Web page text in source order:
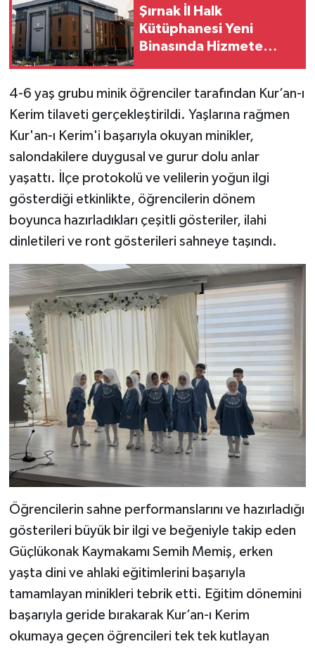
Şırnak İl Halk
Kütüphanesi Yeni
Binasında Hizmete
4-6 yaş grubu minik öğrenciler tarafından Kur’an-ı
Kerim tilaveti gerçekleştirildi. Yaşlarına rağmen
Kur'an-ı Kerim'i başarıyla okuyan minikler,
salondakilere duygusal ve gurur dolu anlar
yaşattı. İlçe protokolü ve velilerin yoğun ilgi
gösterdiği etkinlikte, öğrencilerin dönem
boyunca hazırladıkları çeşitli gösteriler, ilahi
dinletileri ve ront gösterileri sahneye taşındı.
Öğrencilerin sahne performanslarını ve hazırladığı
gösterileri büyük bir ilgi ve beğeniyle takip eden
Güçlükonak Kaymakamı Semih Memiş, erken
yaşta dini ve ahlaki eğitimlerini başarıyla
tamamlayan minikleri tebrik etti. Eğitim dönemini
başarıyla geride bırakarak Kur’an-ı Kerim
okumaya geçen öğrencileri tek tek kutlayan